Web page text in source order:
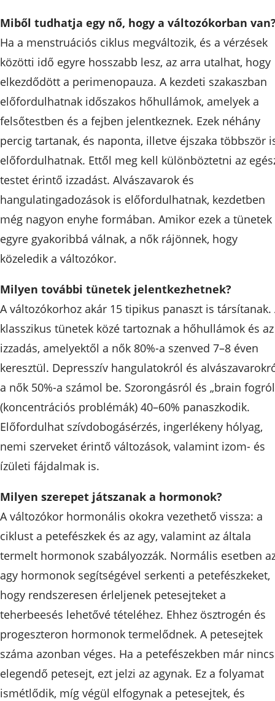
Miből tudhatja egy nő, hogy a változókorban
Ha a menstruációs ciklus megváltozik, és a vérzések
közötti idő egyre hosszabb lesz, az arra utalhat, hogy
elkezdődött a perimenopauza. A kezdeti szakaszban
előfordulhatnak időszakos hőhullámok, amelyek a
felsőtestben és a fejben jelentkeznek. Ezek néhány
percig tartanak, és naponta, illetve éjszaka többször
előfordulhatnak. Ettől meg kell különböztetni az
testet érintő izzadást. Alvászavarok és
hangulatingadozások is előfordulhatnak, kezdetben
még nagyon enyhe formában. Amikor ezek a tünetek
egyre gyakoribbá válnak, a nők rájönnek, hogy
közeledik a változókor.
Milyen további tünetek jelentkezhetnek?
A változókorhoz akár 15 tipikus panaszt is társítanak.
klasszikus tünetek közé tartoznak a hőhullámok és az
izzadás, amelyektől a nők 80%-a szenved 7–8 éven
keresztül. Depresszív hangulatokról és
a nők 50%-a számol be. Szorongásról és „brain
(koncentrációs problémák) 40–60% panaszkodik.
Előfordulhat szívdobogásérzés, ingerlékeny hólyag,
nemi szerveket érintő változások, valamint izom- és
ízületi fájdalmak is.
Milyen szerepet játszanak a hormonok?
A változókor hormonális okokra vezethető vissza: a
ciklust a petefészkek és az agy, valamint az általa
termelt hormonok szabályozzák. Normális esetben
agy hormonok segítségével serkenti a petefészkeket,
hogy rendszeresen érleljenek petesejteket a
teherbeesés lehetővé tételéhez. Ehhez ösztrogén és
progeszteron hormonok termelődnek. A petesejtek
száma azonban véges. Ha a petefészekben már nincs
elegendő petesejt, ezt jelzi az agynak. Ez a folyamat
ismétlődik, míg végül elfogynak a petesejtek, és